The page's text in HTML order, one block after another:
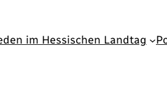
im Hessischen Landtag